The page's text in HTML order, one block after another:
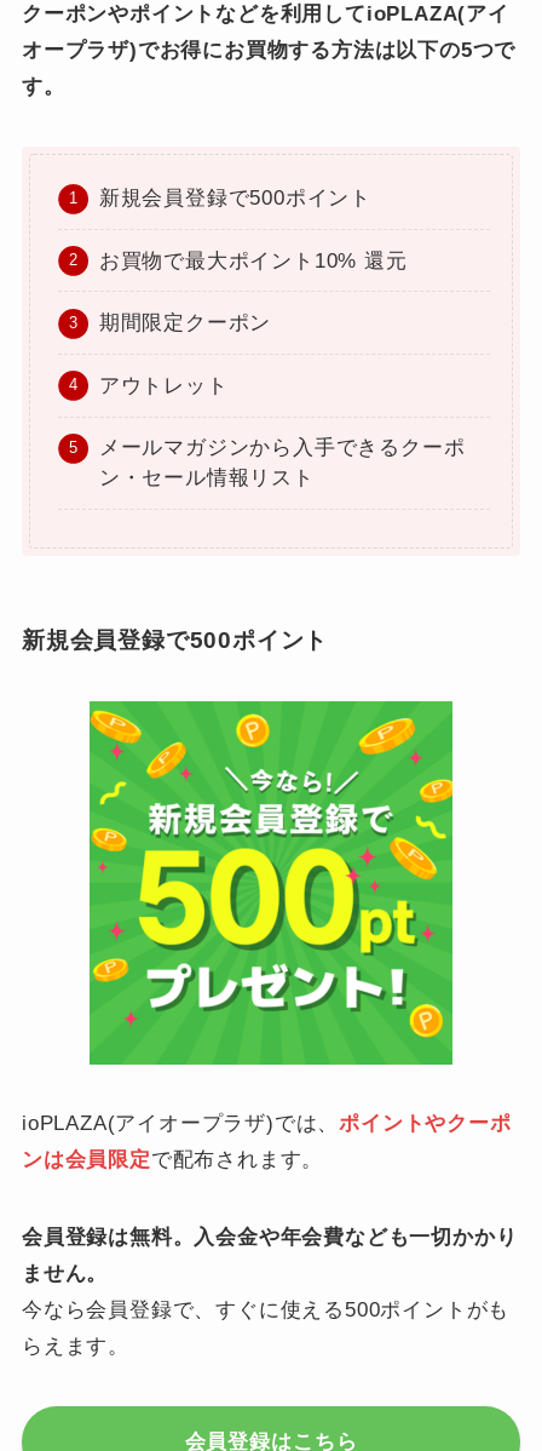
クーポンやポイントなどを利用してioPLAZA(アイ
オープラザ)でお得にお買物する方法は以下の5つで
す。
新規会員登録で500ポイント
お買物で最大ポイント10% 還元
期間限定クーポン
アウトレット
メールマガジンから入手できるクーポ
ン・セール情報リスト
新規会員登録で500ポイント
ioPLAZA(アイオープラザ)では、ポイントやクーポ
ンは会員限定で配布されます。
会員登録は無料。入会金や年会費なども一切かかり
ません。
今なら会員登録で、すぐに使える500ポイントがも
らえます。
会員登録はこちら